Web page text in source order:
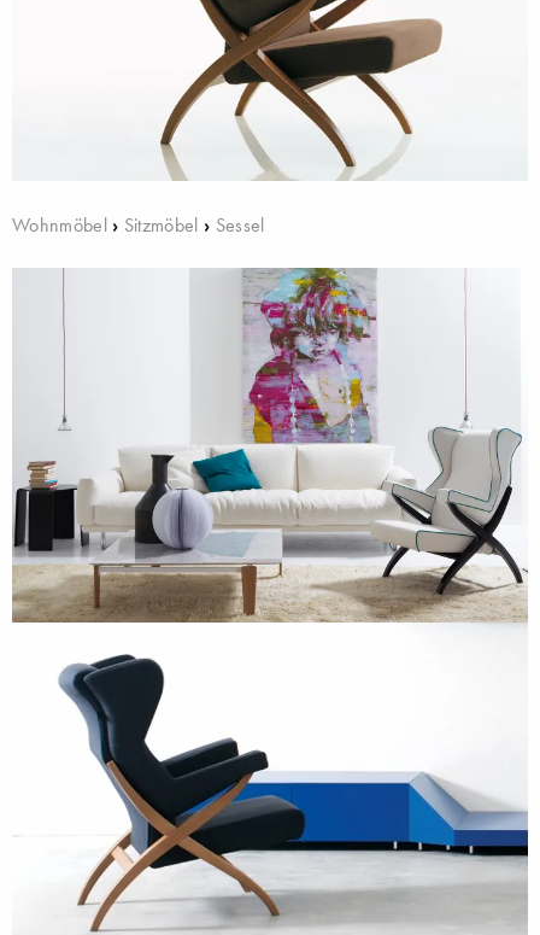
Wohnmöbel› Sitzmöbel › Sessel